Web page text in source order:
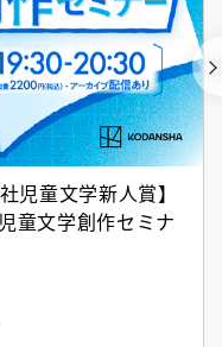
児童文学新人賞】
童文学創作セミナ